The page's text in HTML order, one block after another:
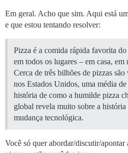
Em geral. Acho que sim. Aqui está
e que estou tentando resolver:
Pizza é a comida rápida favorita
em todos os lugares – em casa, em
Cerca de três bilhões de pizzas são
nos Estados Unidos, uma média
história de como a humilde pizza
global revela muito sobre a
mudança tecnológica.
Você só quer abordar/discutir/apontar